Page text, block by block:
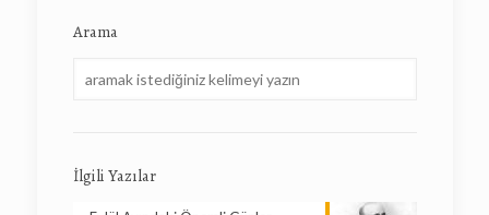
Arama
İlgili Yazılar